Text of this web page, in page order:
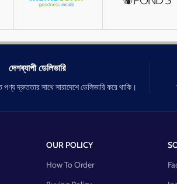
দেশব্যাপী ডেলিভারি
দ্রুততার সাথে সারাদেশে ডেলিভারি করে থাকি।
OUR POLICY
How To Order